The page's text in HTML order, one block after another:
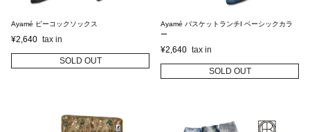
Ayamé ピーコックソックス
¥2,640
SOLD OUT
Ayamé バスケットランチI ベーシックカラ
ー
¥2,640
SOLD OUT